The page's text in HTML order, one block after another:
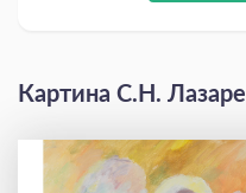
Картина С.Н.